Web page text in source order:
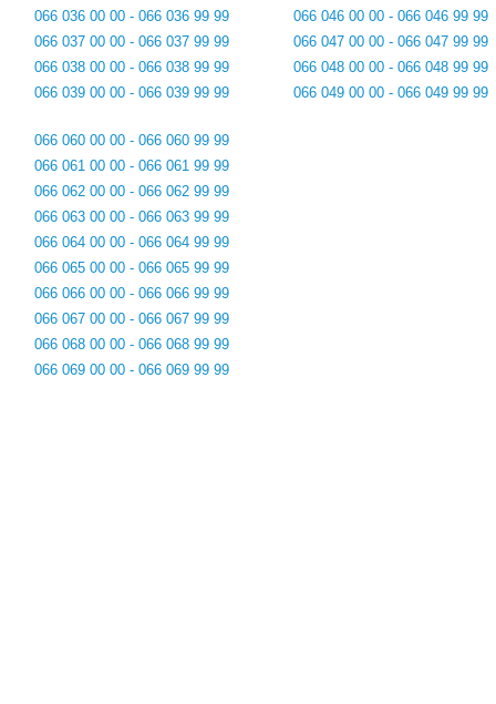
066 036 00 00 - 066 036 99 99
066 037 00 00 - 066 037 99 99
066 038 00 00 - 066 038 99 99
066 039 00 00 - 066 039 99 99
066 046 00 00 - 066 046 99 99
066 047 00 00 - 066 047 99 99
066 048 00 00 - 066 048 99 99
066 049 00 00 - 066 049 99 99
066 060 00 00 - 066 060 99 99
066 061 00 00 - 066 061 99 99
066 062 00 00 - 066 062 99 99
066 063 00 00 - 066 063 99 99
066 064 00 00 - 066 064 99 99
066 065 00 00 - 066 065 99 99
066 066 00 00 - 066 066 99 99
066 067 00 00 - 066 067 99 99
066 068 00 00 - 066 068 99 99
066 069 00 00 - 066 069 99 99